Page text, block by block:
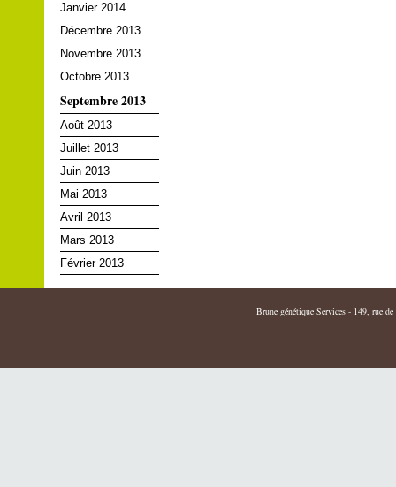
Janvier 2014
Décembre 2013
Novembre 2013
Octobre 2013
Septembre 2013
Août 2013
Juillet 2013
Juin 2013
Mai 2013
Avril 2013
Mars 2013
Février 2013
Brune génétique Services - 149, rue